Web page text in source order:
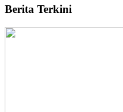
Berita Terkini